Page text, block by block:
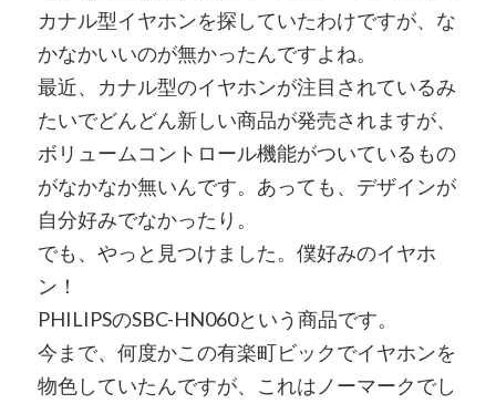
カナル型イヤホンを探していたわけですが、な
かなかいいのが無かったんですよね。
最近、カナル型のイヤホンが注目されているみ
たいでどんどん新しい商品が発売されますが、
ボリュームコントロール機能がついているもの
がなかなか無いんです。あっても、デザインが
自分好みでなかったり。
でも、やっと見つけました。僕好みのイヤホ
ン！
PHILIPSのSBC-HN060という商品です。
今まで、何度かこの有楽町ビックでイヤホンを
物色していたんですが、これはノーマークでし